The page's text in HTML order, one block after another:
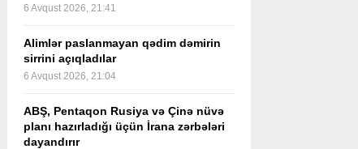
6 Avqust 2026, 21:41
Alimlər paslanmayan qədim dəmirin
sirrini açıqladılar
6 Avqust 2026, 21:04
ABŞ, Pentaqon Rusiya və Çinə nüvə
planı hazırladığı üçün İrana zərbələri
dayandırır